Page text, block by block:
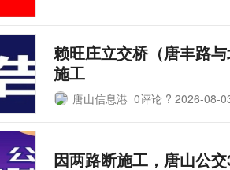
赖旺庄立交桥（唐丰路
施工
唐山信息港 0评论 ? 2026-08-
因两路断施工，唐山公